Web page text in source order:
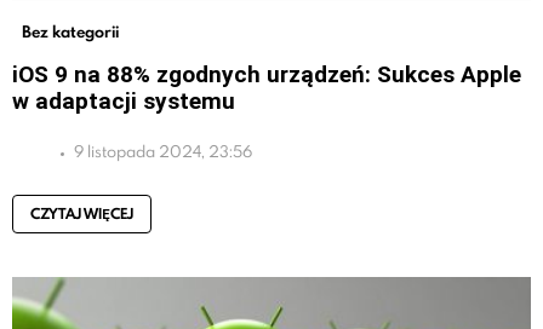
Bez kategorii
iOS 9 na 88% zgodnych urządzeń: Sukces Apple
w adaptacji systemu
9 listopada 2024, 23:56
CZYTAJ WIĘCEJ